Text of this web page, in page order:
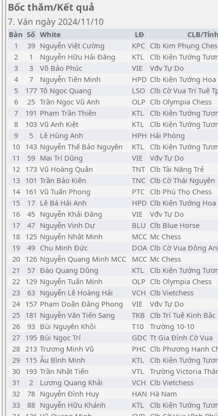
Bốc thăm/Kết quả
7. Ván ngày 2024/11/10
Bàn Số White LĐ
CLB/
1
39 Nguyễn Việt Cường KPC Clb Kim Phụng
2
1 Nguyễn Hữu Hải Đăng KTL
Clb Kiện Tướng
3
3 Võ Bảo Phúc VIE
Vđv Tự Do
4
7 Nguyễn Tiến Minh HPD Clb Kiện Tướng
5
177 Tô Ngọc Quang LSO Clb Cờ Vua Trí Tuệ
6
25 Trần Ngọc Vũ Anh OLP Clb Olympia Chess
7
191 Phạm Trần Thiên KTL
Clb Kiện Tướng
8
103 Vũ Anh Kiệt KTL
Clb Kiện Tướng
9
5 Lê Hùng Anh HPH Hải Phòng
10 143 Nguyễn Thế Bảo Nguyên KTL
Clb Kiện Tướng
11
59 Mai Trí Dũng VIE
Vđv Tự Do
12 173 Vũ Hoàng Quân TNT Clb Tài Năng Trẻ
13 101 Trần Bảo Kiên TNC Clb Cờ Thái Nguyên
14 161 Vũ Tuấn Phong PTC Clb Phú Thọ Chess
15
17 Lê Bá Hải Anh HPD Clb Kiện Tướng
16
45 Nguyễn Khải Đăng VIE
Vđv Tự Do
17
47 Nguyễn Vinh Dự BLU Clb Blue Horse
18 125 Nguyễn Nhật Minh MCC Mc Chess
19
49 Chu Minh Đức DOA Clb Cờ Vua Đông
20 126 Nguyễn Quang Minh MCC MCC Mc Chess
21
57 Đào Quang Dũng KTL
Clb Kiện Tướng
22 129 Nguyễn Tuấn Minh OLP Clb Olympia Chess
23
63 Nguyễn Lê Hoàng Hải VCH Clb Vietchess
24 157 Phạm Doãn Đăng Phong VIE
Vđv Tự Do
25 181 Nguyễn Văn Tiến Sang TKB Clb Trí Tuệ Kinh Bắc
26
93 Bùi Nguyên Khôi T10
Trường 10-10
27 195 Bùi Ngọc Trí GDC Tt Gia Đình Cờ Vua
28 213 Trương Minh Vũ PHC Clb Phương Hạnh
29 115 Âu Bình Minh KTL
Clb Kiện Tướng
30 193 Trần Nhật Tiến VTL Trường Victoria
31
2 Lương Quang Khải VCH Clb Vietchess
32
78 Nguyễn Đình Huy HAN Hà Nam
33
88 Nguyễn Hữu Khánh KTL
Clb Kiện Tướng